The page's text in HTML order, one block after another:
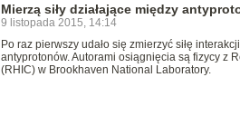
Mierzą siły działające między
9 listopada 2015, 14:14
Po raz pierwszy udało się zmierzyć siłę
antyprotonów. Autorami osiągnięcia są fizycy z
(RHIC) w Brookhaven National Laboratory.